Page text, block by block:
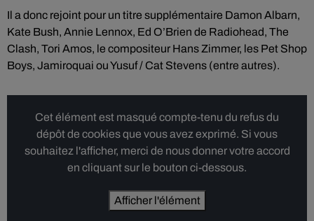
Il a donc rejoint pour un titre supplémentaire Damon Albarn,
Kate Bush, Annie Lennox, Ed O’Brien de Radiohead, The
Clash, Tori Amos, le compositeur Hans Zimmer, les Pet Shop
Boys, Jamiroquai ou Yusuf / Cat Stevens (entre autres).
Cet élément est masqué compte-tenu du refus du
dépôt de cookies que vous avez exprimé. Si vous
souhaitez l'afficher, merci de nous donner votre accord
en cliquant sur le bouton ci-dessous.
Afficher l'élément